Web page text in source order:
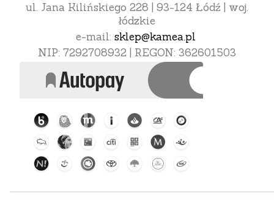
ul. Jana Kilińskiego 228 | 93-124 Łódź | woj.
łódzkie
e-mail: sklep@kamea.pl
NIP: 7292708932 | REGON: 362601503